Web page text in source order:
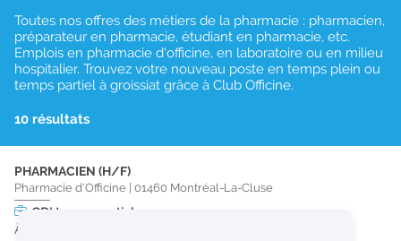
Toutes nos offres des métiers de la pharmacie : pharmacien,
préparateur en pharmacie, étudiant en pharmacie, etc.
Emplois en pharmacie d'officine, en laboratoire ou en milieu
hospitalier. Trouvez votre nouveau poste en temps plein ou
temps partiel à groissiat grâce à Club Officine.
10 résultats
PHARMACIEN (H/F)
Pharmacie d'Officine 01460 Montréal-La-Cluse
CDI temps partiel
À partir du 29/08/26